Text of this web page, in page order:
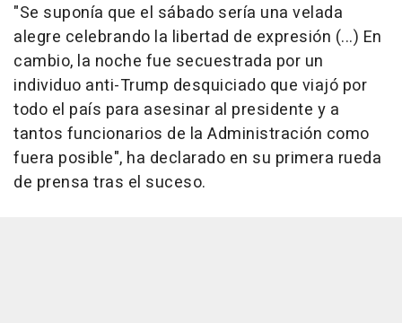
"Se suponía que el sábado sería una velada
alegre celebrando la libertad de expresión (...) En
cambio, la noche fue secuestrada por un
individuo anti-Trump desquiciado que viajó por
todo el país para asesinar al presidente y a
tantos funcionarios de la Administración como
fuera posible", ha declarado en su primera rueda
de prensa tras el suceso.